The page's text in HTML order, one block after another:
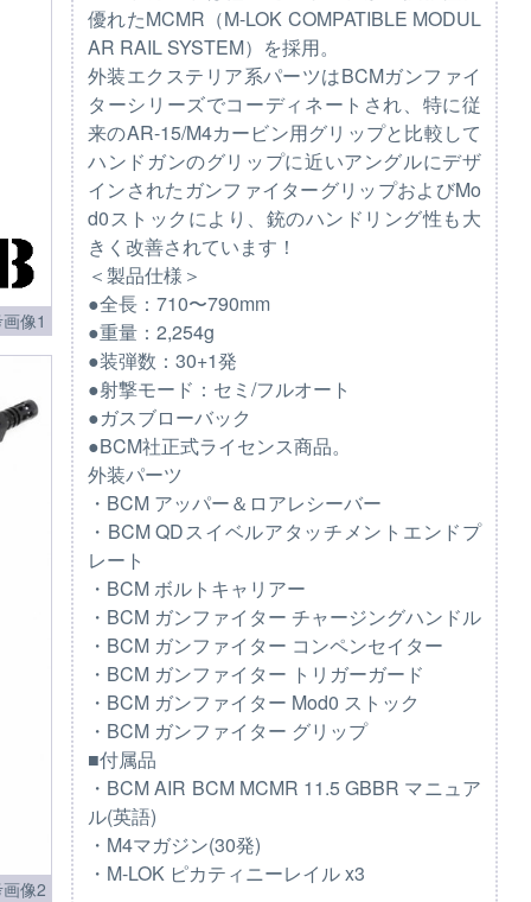
優れたMCMR（M-LOK COMPATIBLE MODUL
AR RAIL SYSTEM）を採用。
外装エクステリア系パーツはBCMガンファイ
ターシリーズでコーディネートされ、特に従
来のAR-15/M4カービン用グリップと比較して
ハンドガンのグリップに近いアングルにデザ
インされたガンファイターグリップおよびMo
d0ストックにより、銃のハンドリング性も大
きく改善されています！
＜製品仕様＞
●全長：710〜790mm
●重量：2,254g
●装弾数：30+1発
●射撃モード：セミ/フルオート
●ガスブローバック
●BCM社正式ライセンス商品。
外装パーツ
・BCM アッパー＆ロアレシーバー
・BCM QDスイベルアタッチメントエンドプ
レート
・BCM ボルトキャリアー
・BCM ガンファイター チャージングハンドル
・BCM ガンファイター コンペンセイター
・BCM ガンファイター トリガーガード
・BCM ガンファイター Mod0 ストック
・BCM ガンファイター グリップ
■付属品
・BCM AIR BCM MCMR 11.5 GBBR マニュア
ル(英語)
・M4マガジン(30発)
・M-LOK ピカティニーレイル x3
像1
像2